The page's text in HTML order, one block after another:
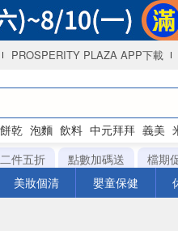
PROSPERITY PLAZA APP下載
餅乾 泡麵 飲料 中元拜拜 義美
件五折 點數加碼送
檔期
美妝個清 嬰童保健